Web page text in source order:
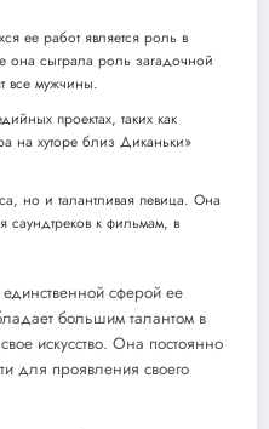
ее работ является роль в
она сыграла роль загадочной
все мужчины.
проектах, таких как
на хуторе близ Диканьки»
но и талантливая певица. Она
саундтреков к фильмам, в
сферой ее
большим талантом в
искусство. Она постоянно
для проявления своего